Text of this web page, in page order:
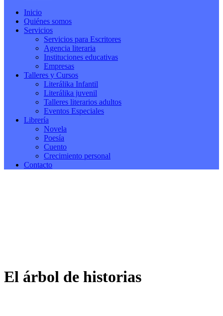
Inicio
Quiénes somos
Servicios
Servicios para Escritores
Agencia literaria
Instituciones educativas
Empresas
Talleres y Cursos
Literálika Infantil
Literálika juvenil
Talleres literarios adultos
Eventos Especiales
Librería
Novela
Poesía
Cuento
Crecimiento personal
Contacto
El árbol de historias